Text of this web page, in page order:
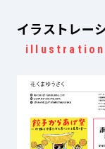
イラストレー